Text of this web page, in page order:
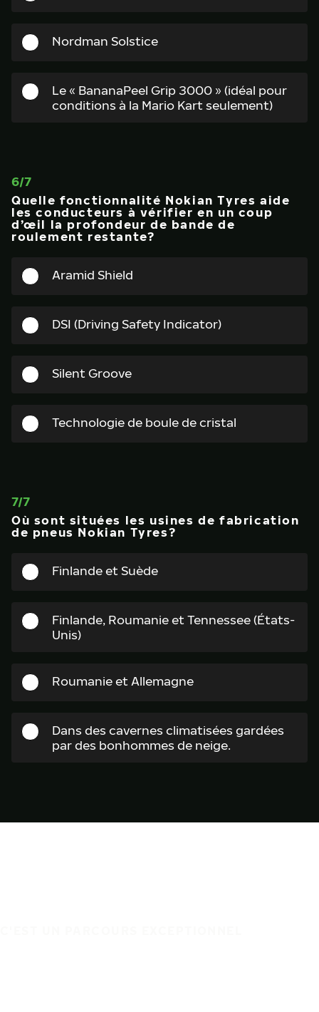
Nordman Solstice
Le « BananaPeel Grip 3000 » (idéal pour
conditions à la Mario Kart seulement)
6/7
Quelle fonctionnalité Nokian Tyres aide
les conducteurs à vérifier en un coup
d’œil la profondeur de bande de
roulement restante?
Aramid Shield
DSI (Driving Safety Indicator)
Silent Groove
Technologie de boule de cristal
7/7
Où sont situées les usines de fabrication
de pneus Nokian Tyres?
Finlande et Suède
Finlande, Roumanie et Tennessee (États-
Unis)
Roumanie et Allemagne
Dans des cavernes climatisées gardées
par des bonhommes de neige.